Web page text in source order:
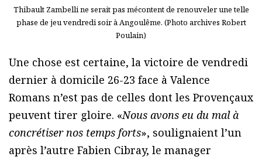
Thibault Zambelli ne serait pas mécontent de renouveler une telle
phase de jeu vendredi soir à Angoulême. (Photo archives Robert
Poulain)
Une chose est certaine, la victoire de vendredi
dernier à domicile 26-23 face à Valence
Romans n’est pas de celles dont les Provençaux
peuvent tirer gloire. «Nous avons eu du mal à
concrétiser nos temps forts», soulignaient l’un
après l’autre Fabien Cibray, le manager